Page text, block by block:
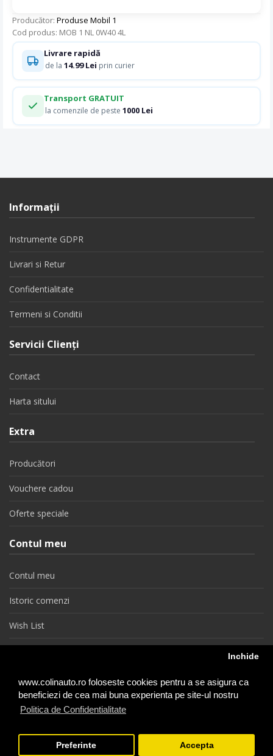
www.colinauto.ro foloseste cookies pentru a se asigura ca
beneficiezi de cea mai buna experienta pe site-ul nostru
Politica de Confidentialitate
Inchide
Preferinte Accepta
Producător: Produse Mobil 1
Cod produs: MOB 1 NL 0W40 4L
Livrare rapidă
de la 14.99 Lei prin curier
Transport GRATUIT
la comenzile de peste 1000 Lei
Informaţii
Instrumente GDPR
Livrari si Retur
Confidentialitate
Termeni si Conditii
Servicii Clienţi
Contact
Harta sitului
Extra
Producători
Vouchere cadou
Oferte speciale
Contul meu
Contul meu
Istoric comenzi
Wish List